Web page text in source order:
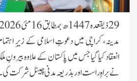
مدینہ، کراچی میں دعوتِ اسلامی کے زیرِ
انعقاد کیا گیا جس میں پاکستان کے علاوہ
نے براہِ راست اور بذریعہ مدنی چینل شرکت